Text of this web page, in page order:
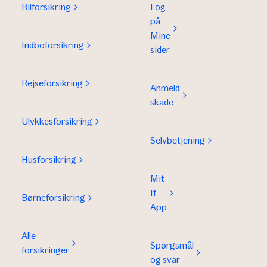
Bilforsikring
Indboforsikring
Rejseforsikring
Ulykkesforsikring
Husforsikring
Børneforsikring
Alle
forsikringer
Log
på
Mine
sider
Anmeld
skade
Selvbetjening
Mit
If
App
Spørgsmål
og svar